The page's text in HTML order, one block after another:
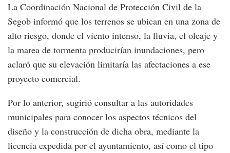
La Coordinación Nacional de Protección Civil de la
Segob informó que los terrenos se ubican en una zona de
alto riesgo, donde el viento intenso, la lluvia, el oleaje y
la marea de tormenta producirían inundaciones, pero
aclaró que su elevación limitaría las afectaciones a ese
proyecto comercial.
Por lo anterior, sugirió consultar a las autoridades
municipales para conocer los aspectos técnicos del
diseño y la construcción de dicha obra, mediante la
licencia expedida por el ayuntamiento, así como el tipo